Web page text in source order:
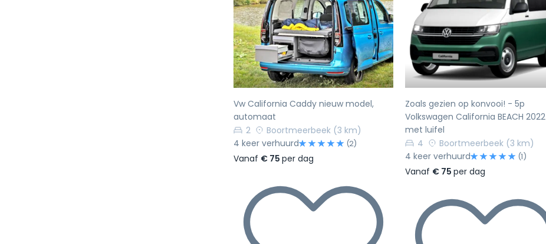
Vorige Volgende
Vw California Caddy nieuw model,
automaat
2
Boortmeerbeek (3 km)
4 keer verhuurd
(2)
Vanaf € 75 per dag
Vorige
Zoals gezien op konvooi! - 5p
Volkswagen California BEACH 2022
met luifel
4
Boortmeerbeek (3 km)
4 keer verhuurd
(1)
Vanaf € 75 per dag